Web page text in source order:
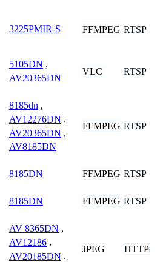
3225PMIR-S FFMPEG RTSP
5105DN ,
AV20365DN
VLC RTSP
8185dn ,
AV12276DN ,
AV20365DN ,
AV8185DN
FFMPEG RTSP
8185DN FFMPEG RTSP
8185DN FFMPEG RTSP
AV 8365DN ,
AV12186 ,
AV20185DN ,
JPEG HTTP